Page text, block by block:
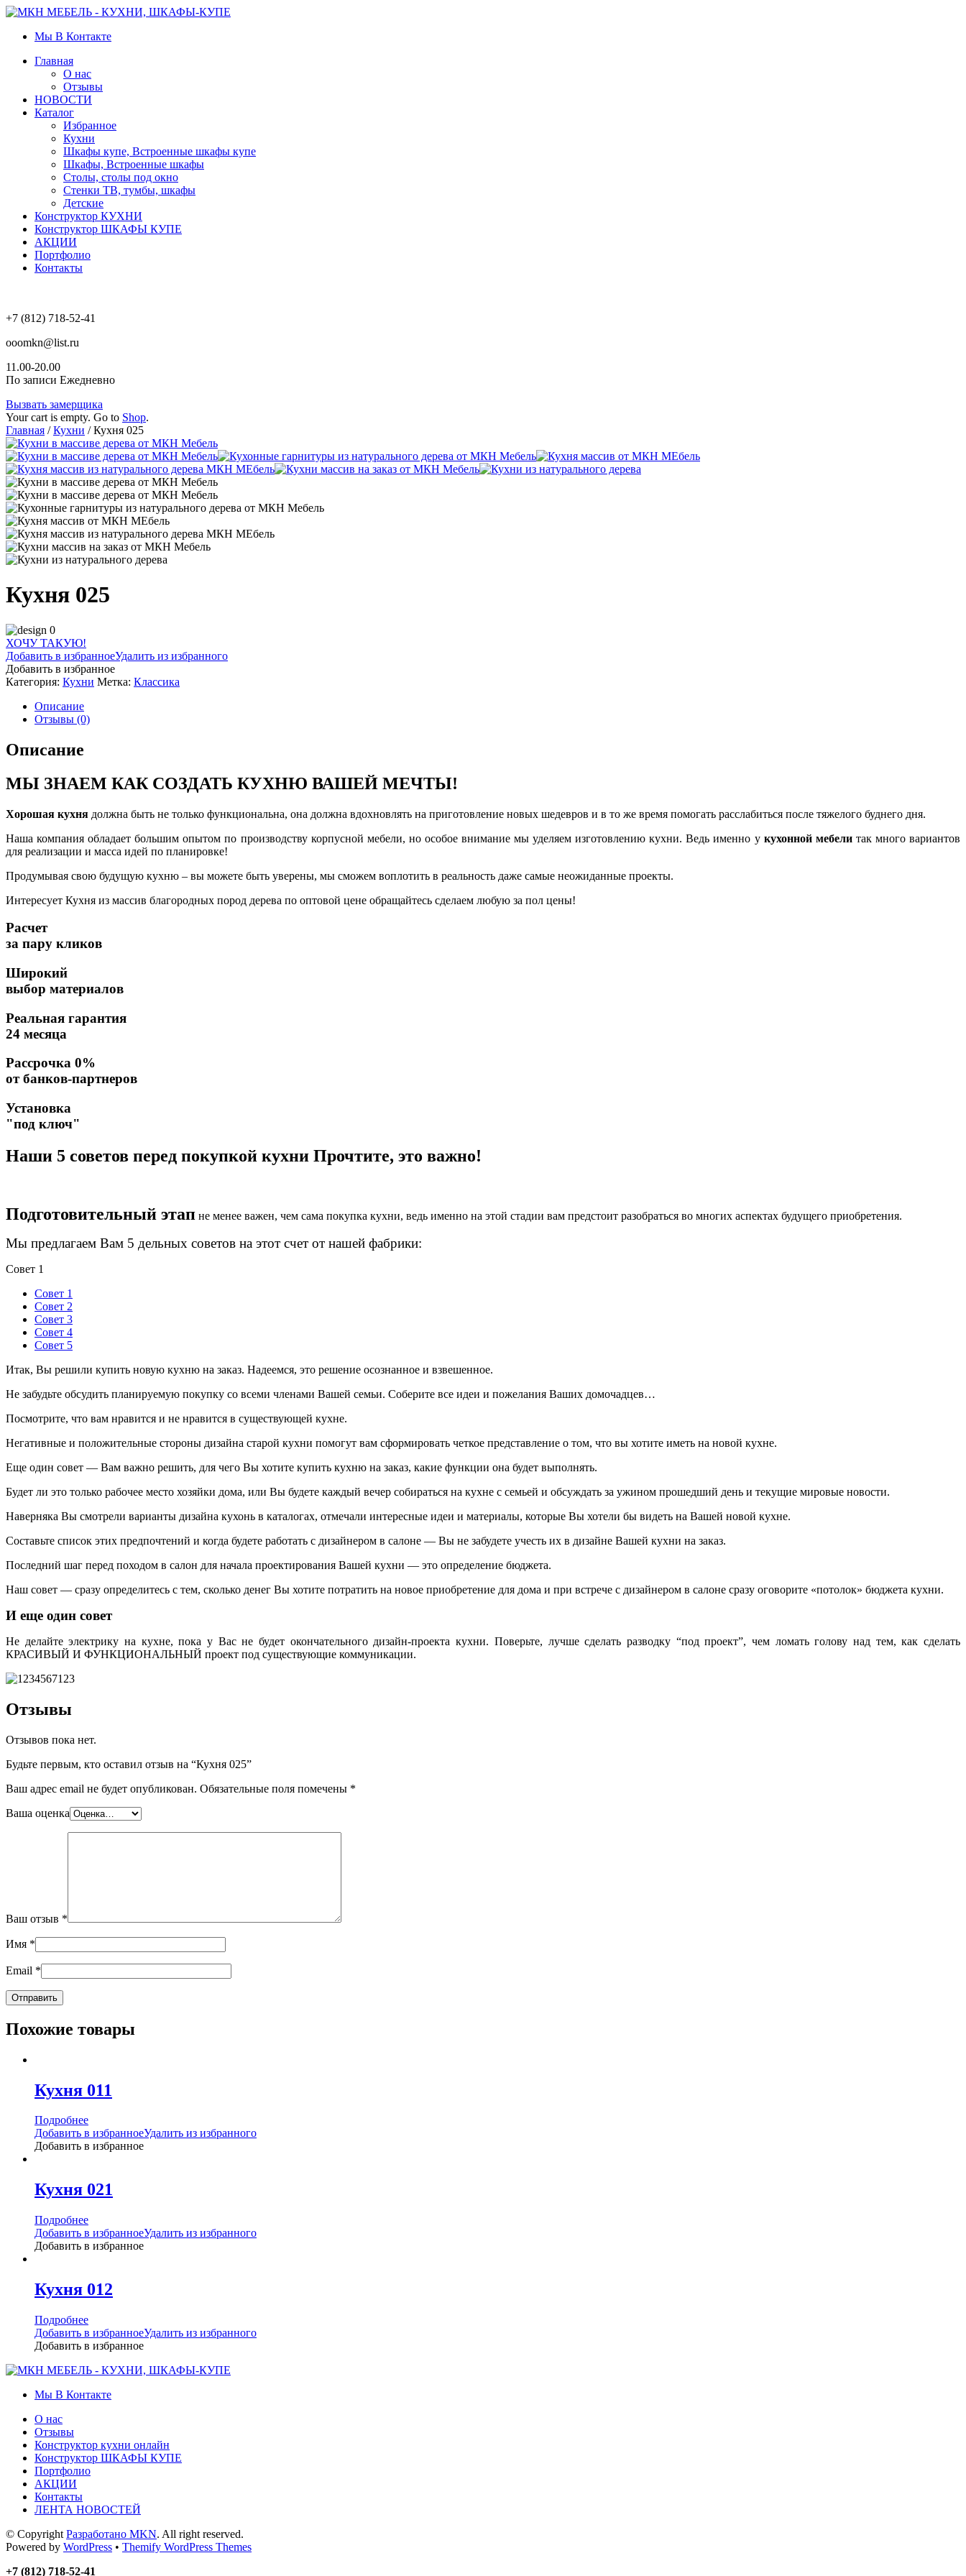
Мы В Контакте
Главная
О нас
Отзывы
НОВОСТИ
Каталог
Избранное
Кухни
Шкафы купе, Встроенные шкафы купе
Шкафы, Встроенные шкафы
Столы, столы под окно
Стенки ТВ, тумбы, шкафы
Детские
Конструктор КУХНИ
Конструктор ШКАФЫ КУПЕ
АКЦИИ
Портфолио
Контакты
+7 (812) 718-52-41
ooomkn@list.ru
11.00-20.00
По записи Ежедневно
Вызвать замерщика
Your cart is empty. Go to Shop.
Главная /Кухни / Кухня 025
Кухня 025
ХОЧУ ТАКУЮ!
Добавить в избранноеУдалить из избранного
Добавить в избранное
Категория: Кухни Метка: Классика
Описание
Отзывы (0)
Описание
МЫ ЗНАЕМ КАК СОЗДАТЬ КУХНЮ ВАШЕЙ МЕЧТЫ!
Хорошая кухня должна быть не только функциональна, она должна вдохновлять на приготовление новых шедевров и в то же время помогать расслабиться после тяжелого буднего дня.
Наша компания обладает большим опытом по производству корпусной мебели, но особое внимание мы уделяем изготовлению кухни. Ведь именно у кухонной мебелитак много вариантов
для реализации и масса идей по планировке!
Продумывая свою будущую кухню – вы можете быть уверены, мы сможем воплотить в реальность даже самые неожиданные проекты.
Интересует Кухня из массив благородных пород дерева по оптовой цене обращайтесь сделаем любую за пол цены!
Расчет
за пару кликов
Широкий
выбор материалов
Реальная гарантия
24 месяца
Рассрочка 0%
от банков-партнеров
Установка
"под ключ"
Наши 5 советов перед покупкой кухни Прочтите, это важно!
Подготовительный этап не менее важен, чем сама покупка кухни, ведь именно на этой стадии вам предстоит разобраться во многих аспектах будущего приобретения.
Мы предлагаем Вам 5 дельных советов на этот счет от нашей фабрики:
Совет 1
Совет 1
Совет 2
Совет 3
Совет 4
Совет 5
Итак, Вы решили купить новую кухню на заказ. Надеемся, это решение осознанное и взвешенное.
Не забудьте обсудить планируемую покупку со всеми членами Вашей семьи. Соберите все идеи и пожелания Ваших домочадцев…
Посмотрите, что вам нравится и не нравится в существующей кухне.
Негативные и положительные стороны дизайна старой кухни помогут вам сформировать четкое представление о том, что вы хотите иметь на новой кухне.
Еще один совет — Вам важно решить, для чего Вы хотите купить кухню на заказ, какие функции она будет выполнять.
Будет ли это только рабочее место хозяйки дома, или Вы будете каждый вечер собираться на кухне с семьей и обсуждать за ужином прошедший день и текущие мировые новости.
Наверняка Вы смотрели варианты дизайна кухонь в каталогах, отмечали интересные идеи и материалы, которые Вы хотели бы видеть на Вашей новой кухне.
Составьте список этих предпочтений и когда будете работать с дизайнером в салоне — Вы не забудете учесть их в дизайне Вашей кухни на заказ.
Последний шаг перед походом в салон для начала проектирования Вашей кухни — это определение бюджета.
Наш совет — сразу определитесь с тем, сколько денег Вы хотите потратить на новое приобретение для дома и при встрече с дизайнером в салоне сразу оговорите «потолок» бюджета кухни.
И еще один совет
Не делайте электрику на кухне, пока у Вас не будет окончательного дизайн-проекта кухни. Поверьте, лучше сделать разводку “под проект”, чем ломать голову над тем, как сделать
КРАСИВЫЙ И ФУНКЦИОНАЛЬНЫЙ проект под существующие коммуникации.
Отзывы
Отзывов пока нет.
Будьте первым, кто оставил отзыв на “Кухня 025”
Ваш адрес email не будет опубликован. Обязательные поля помечены *
Ваша оценка
Ваш отзыв *
Имя *
Email *
Похожие товары
Кухня 011
Подробнее
Добавить в избранноеУдалить из избранного
Добавить в избранное
Кухня 021
Подробнее
Добавить в избранноеУдалить из избранного
Добавить в избранное
Кухня 012
Подробнее
Добавить в избранноеУдалить из избранного
Добавить в избранное
Мы В Контакте
О нас
Отзывы
Конструктор кухни онлайн
Конструктор ШКАФЫ КУПЕ
Портфолио
АКЦИИ
Контакты
ЛЕНТА НОВОСТЕЙ
© Copyright Разработано MKN. All right reserved.
Powered by WordPress • Themify WordPress Themes
+7 (812) 718-52-41